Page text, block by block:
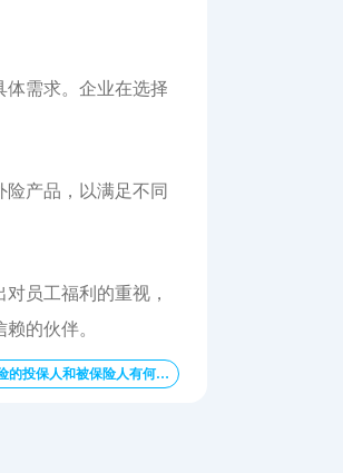
体需求。企业在选择
产品，以满足不同
员工福利的重视，
的伙伴。
下一篇 团体意外险的投保人和被保险人有何不同？